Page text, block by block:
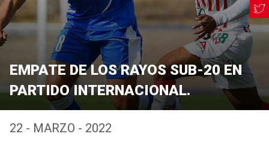
EMPATE DE LOS RAYOS SUB-20 EN
PARTIDO INTERNACIONAL.
22 - MARZO - 2022